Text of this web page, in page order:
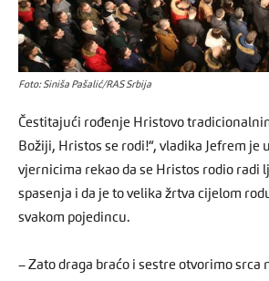
Foto: Siniša Pašalić/RAS Srbija
Čestitajući rođenje Hristovo
Božiji, Hristos se rodi!“, vladika Jefrem je
vjernicima rekao da se Hristos rodio radi
spasenja i da je to velika žrtva cijelom
svakom pojedincu.
– Zato draga braćo i sestre otvorimo srca